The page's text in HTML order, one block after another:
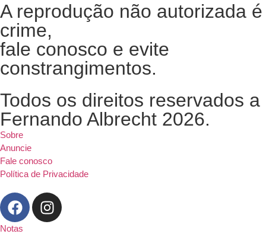
A reprodução não autorizada é
crime,
fale conosco e evite
constrangimentos.
Todos os direitos reservados a
Fernando Albrecht 2026.
Sobre
Anuncie
Fale conosco
Política de Privacidade
Notas